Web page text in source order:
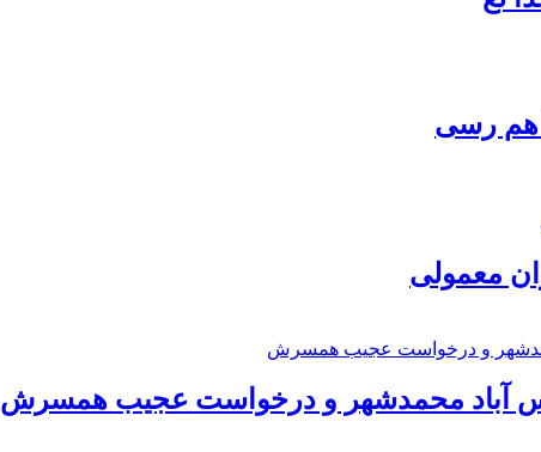
هم رسی
معمولی
آباد محمدشهر و درخواست عجیب همسرش